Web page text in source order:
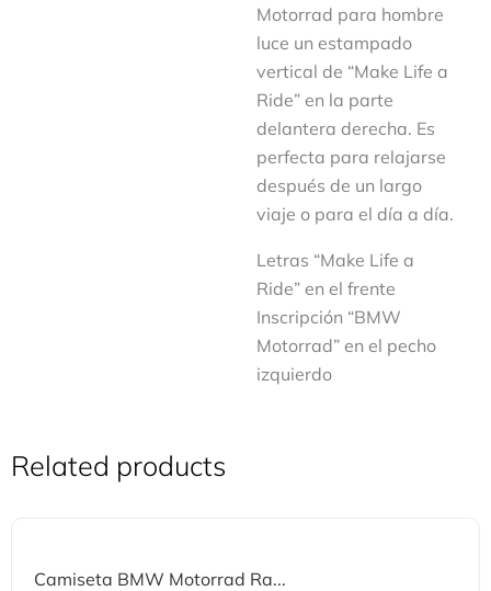
Motorrad para hombre
luce un estampado
vertical de “Make Life a
Ride” en la parte
delantera derecha. Es
perfecta para relajarse
después de un largo
viaje o para el día a día.
Letras “Make Life a
Ride” en el frente
Inscripción “BMW
Motorrad” en el pecho
izquierdo
Related products
Camiseta BMW Motorrad Ra...